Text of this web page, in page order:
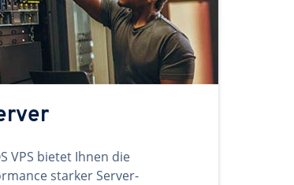
VPS bietet Ihnen die
starker Server-